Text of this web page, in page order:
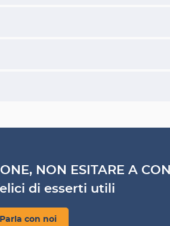
NON ESITARE A
di esserti utili
Parla con noi